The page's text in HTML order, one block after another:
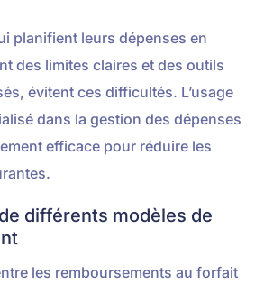
planifient leurs dépenses en
des limites claires et des outils
évitent ces difficultés. L’usage
dans la gestion des dépenses
efficace pour réduire les
différents modèles de
les remboursements au forfait